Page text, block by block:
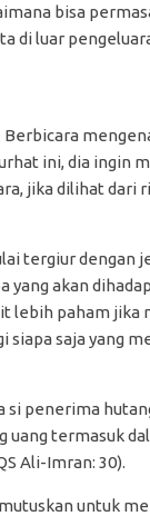
bisa
di luar
ini, dia ingin
jika dilihat dari
tergiur dengan
akan
paham jika
saja yang
penerima
uang termasuk
Ali-Imran: 30).
untuk